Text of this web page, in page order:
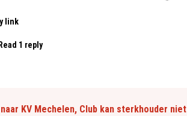
link
Read 1 reply
KV Mechelen, Club kan sterkhouder niet